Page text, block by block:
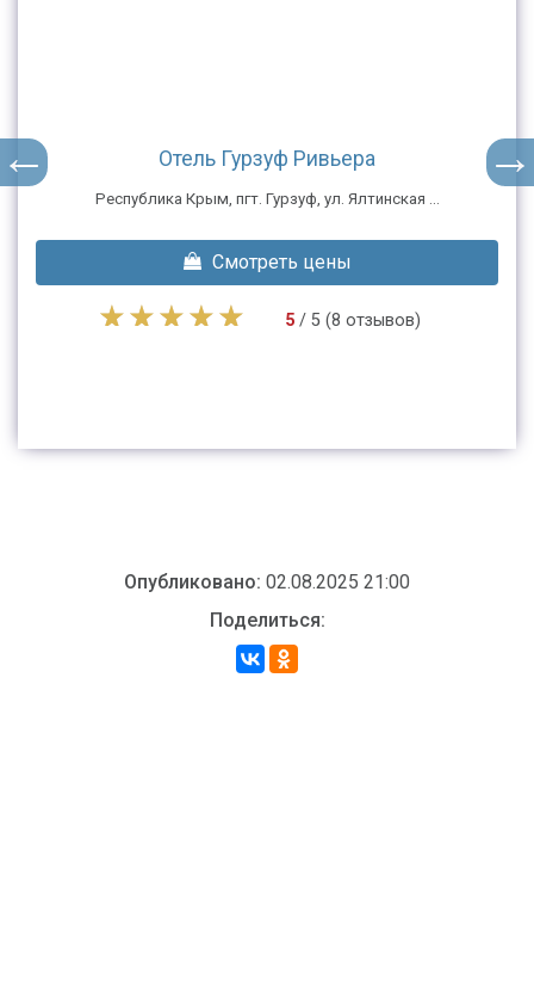
Отель Гурзуф Ривьера
Республика Крым, пгт. Гурзуф, ул. Ялтинская ...
Смотреть цены
5/ 5 (8 отзывов)
Опубликовано: 02.08.2025 21:00
Поделиться: